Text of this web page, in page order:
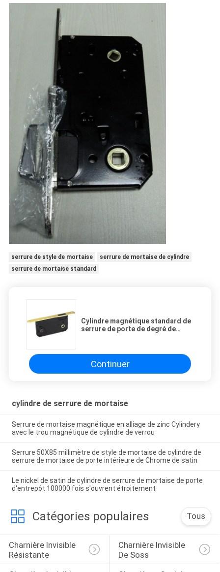
serrure de style de mortaise
serrure de mortaise de cylindre
serrure de mortaise standard
Cylindre magnétique standard de
serrure de porte de degré de
Continuer
cylindre de serrure de mortaise
Serrure de mortaise magnétique en alliage de zinc Cylindery
avec le trou magnétique de cylindre de verrou
Serrure 50X85 millimètre de style de mortaise de cylindre de
serrure de mortaise de porte intérieure de Chrome de satin
Le nickel de satin de cylindre de serrure de mortaise de porte
d'entrepôt 100000 fois s'ouvrent étroitement
Catégories populaires Tous
Charnière Invisible
Résistante
Charnière Invisible
De Soss